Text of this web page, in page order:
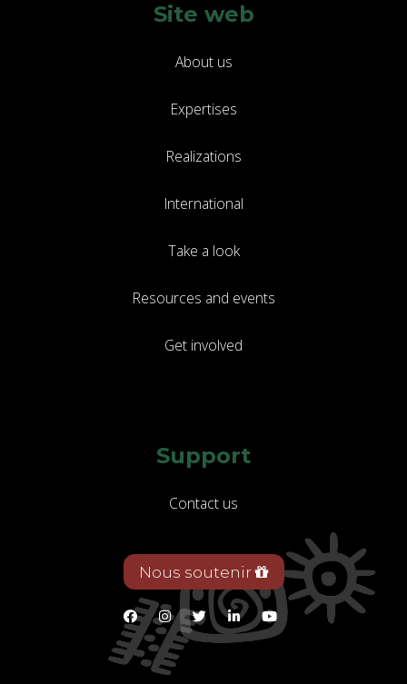
Site web
About us
Expertises
Realizations
International
Take a look
Resources and events
Get involved
Support
Contact us
Nous soutenir